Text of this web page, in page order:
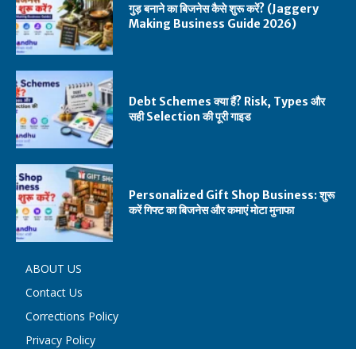
गुड़ बनाने का बिजनेस कैसे शुरू करें? (Jaggery
Making Business Guide 2026)
Debt Schemes क्या हैं? Risk, Types और
सही Selection की पूरी गाइड
Personalized Gift Shop Business: शुरू
करें गिफ्ट का बिजनेस और कमाएं मोटा मुनाफा
ABOUT US
Contact Us
Corrections Policy
Privacy Policy